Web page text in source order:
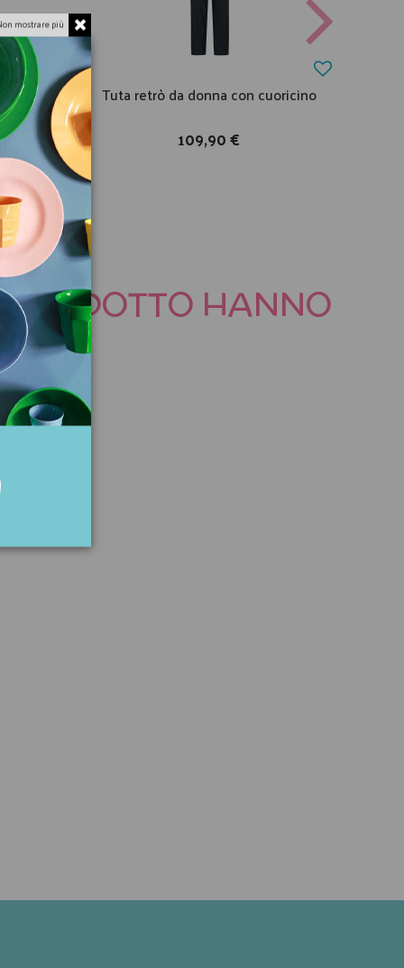
a Tuta retrò da donna con cuoricino
109,90 €
HANNO
mostrare più